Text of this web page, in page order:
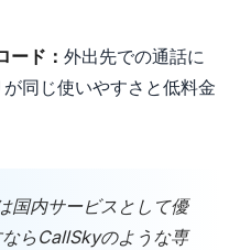
ード： 外出先での通話に
同じ使いやすさと低料金
国内サービスとして優
らCallSkyのような専